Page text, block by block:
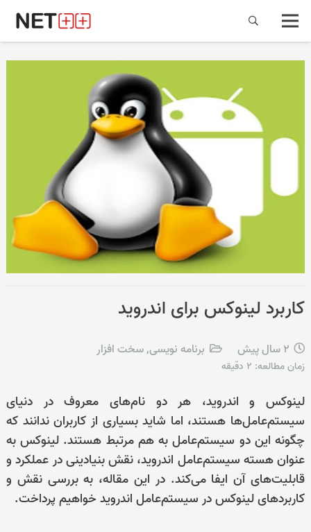
کاربرد لینوکس برای اندروید
2 سال پیش برنامه نویسی,سخت افزار
زمان مطالعه: 2 دقیقه
لینوکس و اندروید، هر دو نام‌های معروف در دنیای
سیستم‌عامل‌ها هستند، اما شاید بسیاری از کاربران ندانند که
چگونه این دو سیستم‌عامل به هم مرتبط هستند. لینوکس به
عنوان هسته سیستم‌عامل اندروید، نقش بنیادینی در عملکرد و
قابلیت‌های آن ایفا می‌کند. در این مقاله، به بررسی نقش و
کاربردهای لینوکس در سیستم‌عامل اندروید خواهیم پرداخت.